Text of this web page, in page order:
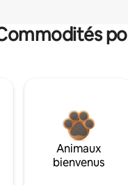
Animaux
bienvenus